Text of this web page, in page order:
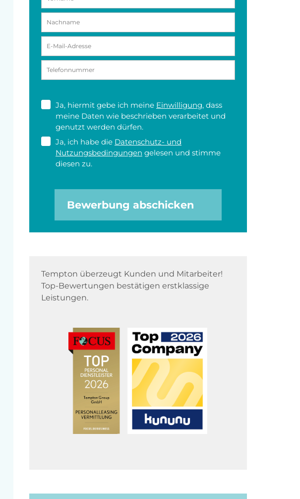
Ja, hiermit gebe ich meine Einwilligung, dass
meine Daten wie beschrieben verarbeitet und
genutzt werden dürfen.
Ja, ich habe die Datenschutz- und
Nutzungsbedingungen gelesen und stimme
diesen zu.
Bewerbung abschicken
Tempton überzeugt Kunden und Mitarbeiter!
Top-Bewertungen bestätigen erstklassige
Leistungen.